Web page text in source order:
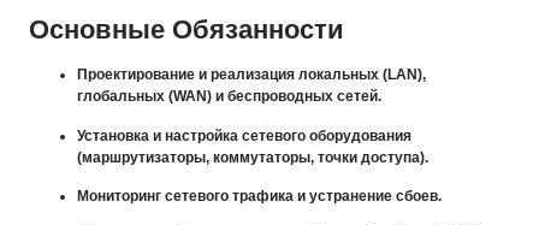
Основные Обязанности
Проектирование и реализация локальных (LAN),
глобальных (WAN) и беспроводных сетей.
Установка и настройка сетевого оборудования
(маршрутизаторы, коммутаторы, точки доступа).
Мониторинг сетевого трафика и устранение сбоев.